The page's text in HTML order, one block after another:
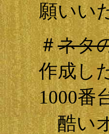
願いい
＃ネタ
作成し
1000番
酷いオ